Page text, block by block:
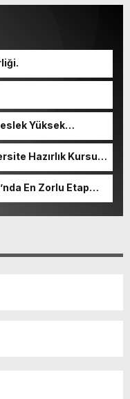
Yüksek
Hazırlık Kursu
En Zorlu Etap